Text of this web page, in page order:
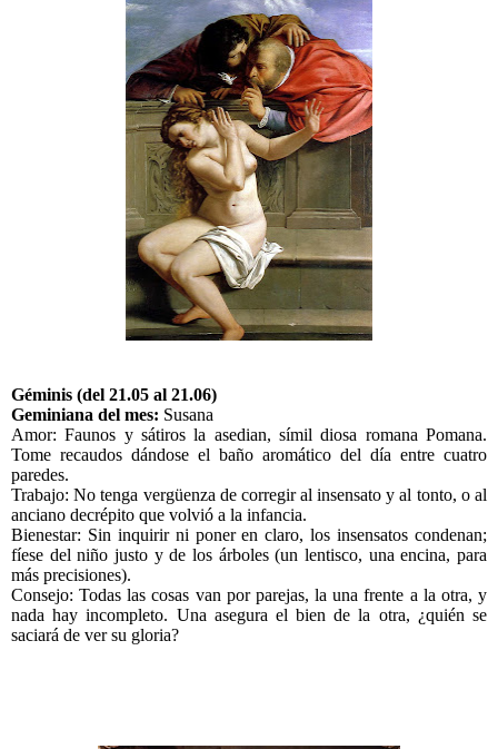
Géminis (del 21.05 al 21.06)
Geminiana del mes: Susana
Amor: Faunos y sátiros la asedian, símil diosa romana Pomana.
Tome recaudos dándose el baño aromático del día entre cuatro
paredes.
Trabajo: No tenga vergüenza de corregir al insensato y al tonto, o al
anciano decrépito que volvió a la infancia.
Bienestar: Sin inquirir ni poner en claro, los insensatos condenan;
fíese del niño justo y de los árboles (un lentisco, una encina, para
más precisiones).
Consejo: Todas las cosas van por parejas, la una frente a la otra, y
nada hay incompleto. Una asegura el bien de la otra, ¿quién se
saciará de ver su gloria?